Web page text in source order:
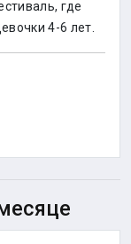
где
4-6 лет.